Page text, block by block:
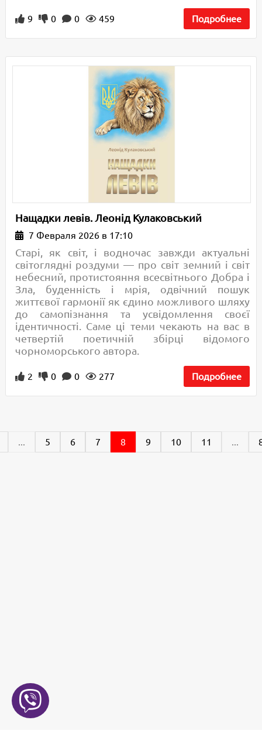
9 0 0 459 Подробнее
Нащадки левів. Леонід Кулаковський
7 Февраля 2026 в 17:10
Старі, як світ, і водночас завжди актуальні
світоглядні роздуми — про світ земний і світ
небесний, протистояння всесвітнього Добра і
Зла, буденність і мрія, одвічний пошук
життєвої гармонії як єдино можливого шляху
до самопізнання та усвідомлення своєї
ідентичності. Саме ці теми чекають на вас в
четвертій поетичній збірці відомого
чорноморського автора.
2 0 0 277 Подробнее
... 5 6 7 8 9 10 11 ...